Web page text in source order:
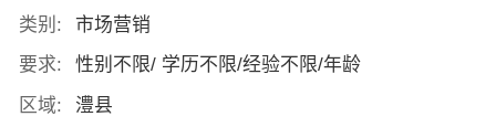
类别:
市场营销
要求:
性别不限/ 学历不限/经验不限/年龄
区域:
澧县